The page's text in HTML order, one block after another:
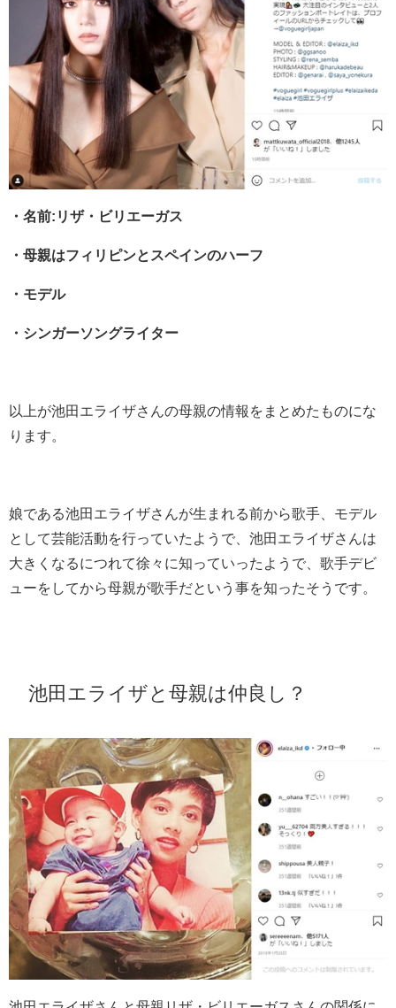
・名前:リザ・ビリエーガス
・母親はフィリピンとスペインのハーフ
・モデル
・シンガーソングライター
以上が池田エライザさんの母親の情報をまとめたものにな
ります。
娘である池田エライザさんが生まれる前から歌手、モデル
として芸能活動を行っていたようで、池田エライザさんは
大きくなるにつれて徐々に知っていったようで、歌手デビ
ューをしてから母親が歌手だという事を知ったそうです。
池田エライザと母親は仲良し？